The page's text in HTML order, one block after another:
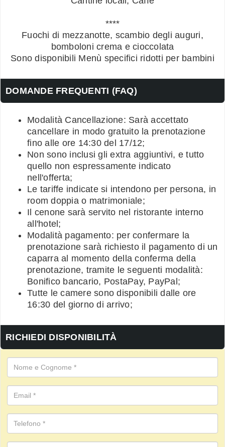
****
Fuochi di mezzanotte, scambio degli auguri,
bomboloni crema e cioccolata
Sono disponibili Menù specifici ridotti per bambini
DOMANDE FREQUENTI (FAQ)
Modalità Cancellazione: Sarà accettato
cancellare in modo gratuito la prenotazione
fino alle ore 14:30 del 17/12;
Non sono inclusi gli extra aggiuntivi, e tutto
quello non espressamente indicato
nell'offerta;
Le tariffe indicate si intendono per persona, in
room doppia o matrimoniale;
Il cenone sarà servito nel ristorante interno
all'hotel;
Modalità pagamento: per confermare la
prenotazione sarà richiesto il pagamento di un
caparra al momento della conferma della
prenotazione, tramite le seguenti modalità:
Bonifico bancario, PostaPay, PayPal;
Tutte le camere sono disponibili dalle ore
16:30 del giorno di arrivo;
RICHIEDI DISPONIBILITÀ